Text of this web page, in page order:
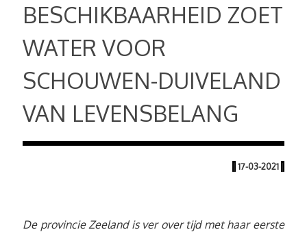
BESCHIKBAARHEID ZOET
WATER VOOR
SCHOUWEN-DUIVELAND
VAN LEVENSBELANG
| 17-03-2021 |
De provincie Zeeland is ver over tijd met haar eerste